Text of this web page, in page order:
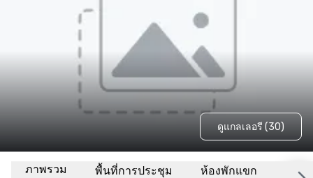
ดูแกลเลอรี (30)
ภาพรวม พื้นที่การประชุม ห้องพักแขก สถา